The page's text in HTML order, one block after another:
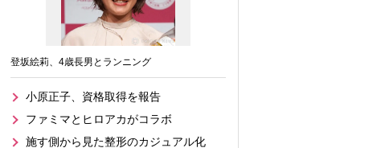
登坂絵莉、4歳長男とランニング
小原正子、資格取得を報告
ファミマとヒロアカがコラボ
施す側から見た整形のカジュアル化